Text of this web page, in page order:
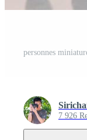
7 926